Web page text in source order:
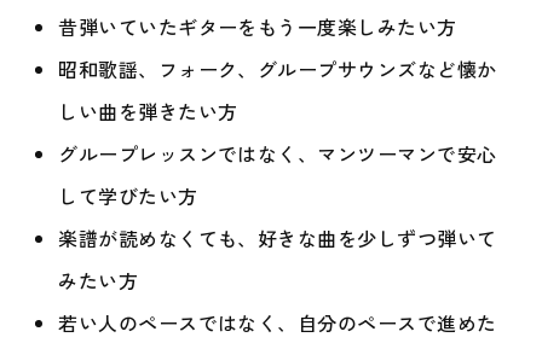
昔弾いていたギターをもう一度楽しみたい方
昭和歌謡、フォーク、グループサウンズなど懐か
しい曲を弾きたい方
グループレッスンではなく、マンツーマンで安心
して学びたい方
楽譜が読めなくても、好きな曲を少しずつ弾いて
みたい方
若い人のペースではなく、自分のペースで進めた